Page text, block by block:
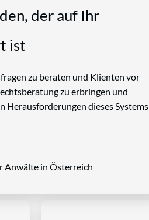
der auf Ihr
ist
zu beraten und Klienten vor
zu erbringen und
Herausforderungen dieses Systems
Anwälte in Österreich